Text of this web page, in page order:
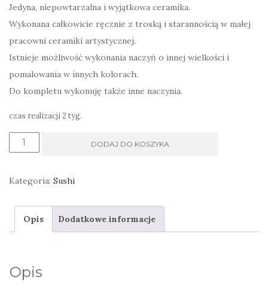
Jedyna, niepowtarzalna i wyjątkowa ceramika.
Wykonana całkowicie ręcznie z troską i starannością w małej
pracowni ceramiki artystycznej.
Istnieje możliwość wykonania naczyń o innej wielkości i
pomalowania w innych kolorach.
Do kompletu wykonuję także inne naczynia.
czas realizacji 2 tyg.
ilość
motywem
6
DODAJ DO KOSZYKA
Kategoria: Sushi
Opis Dodatkowe informacje
Opis